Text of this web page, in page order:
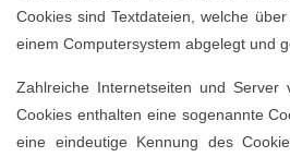
Cookies sind Textdateien, welche
einem Computersystem abgelegt und
Zahlreiche Internetseiten und Server
Cookies enthalten eine sogenannte
eine eindeutige Kennung des